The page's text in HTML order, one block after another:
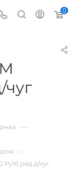
0
—
—
ред д/чуг